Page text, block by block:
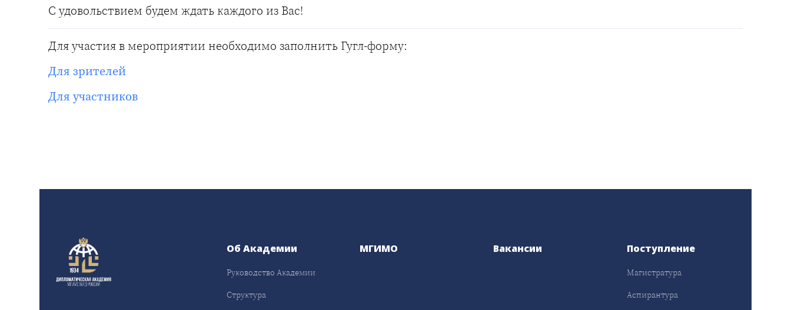
С удовольствием будем ждать каждого из Вас!
Для участия в мероприятии необходимо заполнить Гугл-форму:
Для зрителей
Для участников
Об Академии
Руководство Академии
Структура
МГИМО Вакансии Поступление
Магистратура
Аспирантура